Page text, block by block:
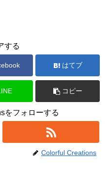
する
はてブ
コピー
をフォローする
Colorful Creations